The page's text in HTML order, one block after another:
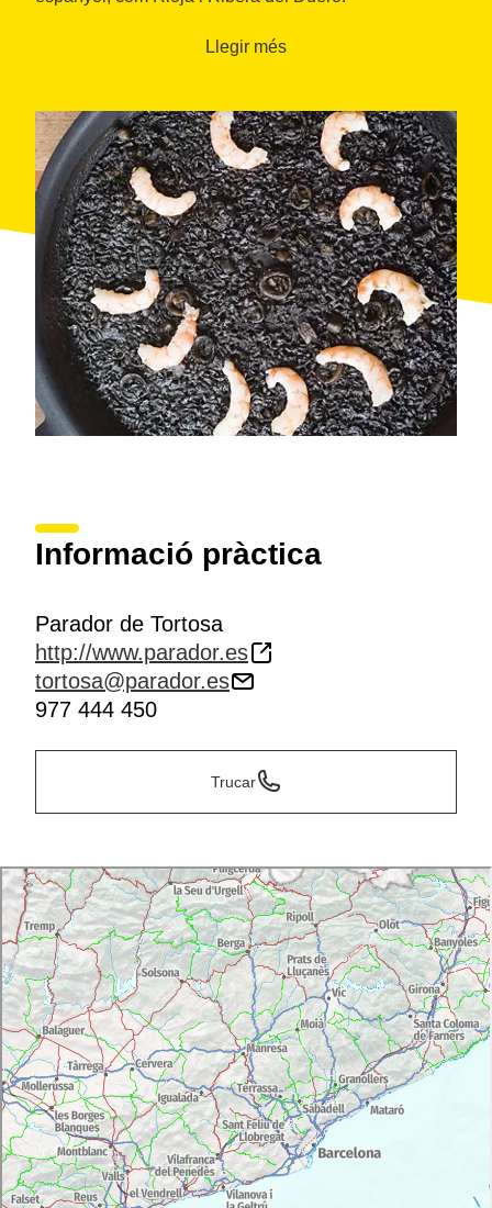
Llegir més
Informació pràctica
Parador de Tortosa
http://www.parador.es
tortosa@parador.es
977 444 450
Trucar